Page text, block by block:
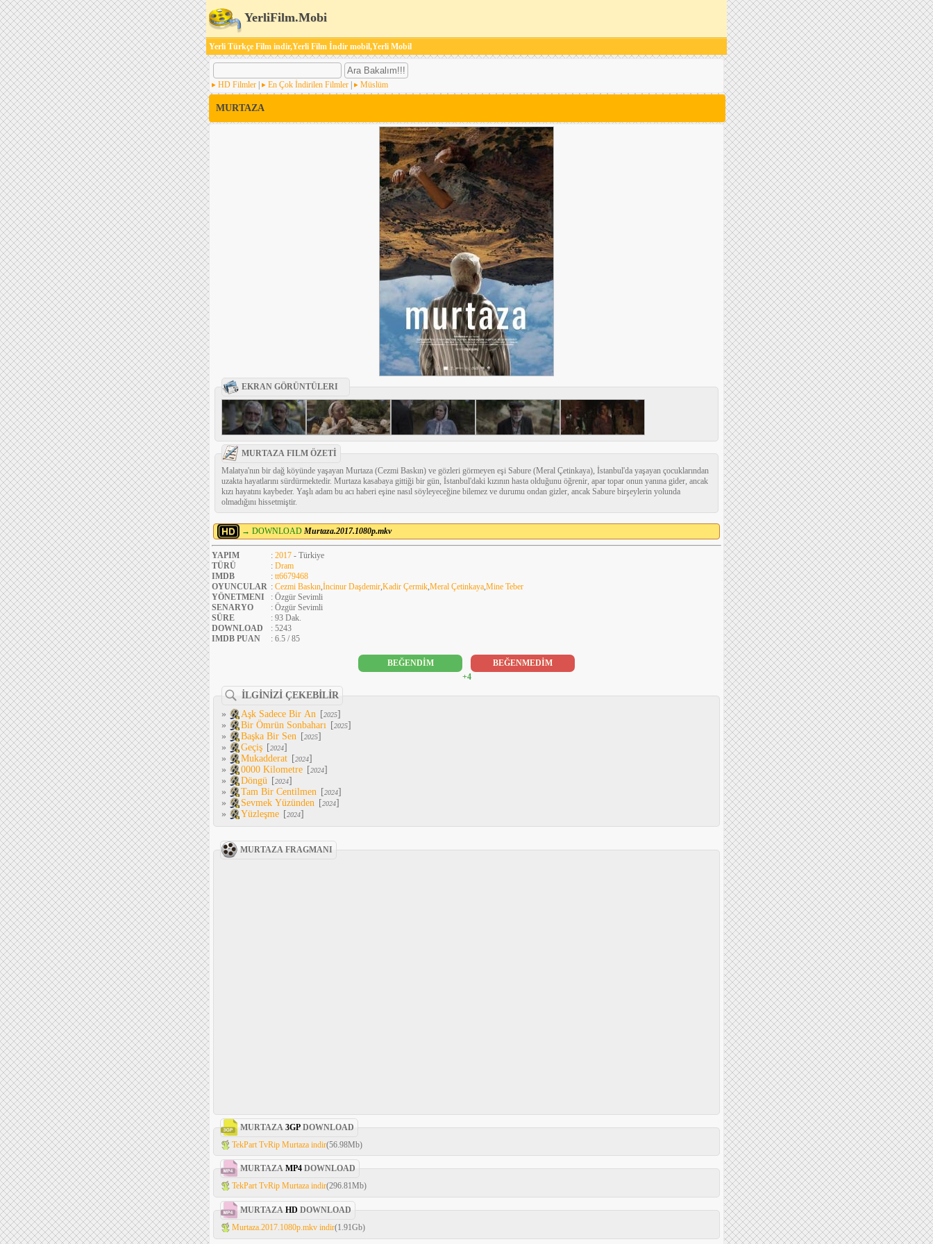
YerliFilm.Mobi
Yerli Türkçe Film indir,Yerli Film İndir mobil,Yerli Mobil
HD Filmler En Çok İndirilen Filmler Müslüm
MURTAZA
EKRAN GÖRÜNTÜLERI
MURTAZA FILM ÖZETİ
Malatya'nın bir dağ köyünde yaşayan Murtaza (Cezmi Baskın) ve gözleri görmeyen eşi Sabure (Meral Çetinkaya), İstanbul'da yaşayan çocuklarından
uzakta hayatlarını sürdürmektedir. Murtaza kasabaya gittiği bir gün, İstanbul'daki kızının hasta olduğunu öğrenir, apar topar onun yanına gider, ancak
kızı hayatını kaybeder. Yaşlı adam bu acı haberi eşine nasıl söyleyeceğine bilemez ve durumu ondan gizler, ancak Sabure birşeylerin yolunda
olmadığını hissetmiştir.
→ DOWNLOAD Murtaza.2017.1080p.mkv
YAPIM : 2017 - Türkiye
TÜRÜ
: Dram
IMDB
: tt6679468
OYUNCULAR : Cezmi Baskın,İncinur Daşdemir,Kadir Çermik,Meral Çetinkaya,Mine Teber
YÖNETMENI
: Özgür Sevimli
SENARYO
: Özgür Sevimli
SÜRE
: 93 Dak.
DOWNLOAD
: 5243
IMDB PUAN
: 6.5 / 85
BEĞENDİM
BEĞENMEDİM
+4
İLGİNİZİ ÇEKEBİLİR
»
Aşk Sadece Bir An [2025]
»
Bir Ömrün Sonbaharı [2025]
»
Başka Bir Sen [2025]
»
Geçiş [2024]
»
Mukadderat [2024]
»
0000 Kilometre [2024]
»
Döngü [2024]
»
Tam Bir Centilmen [2024]
»
Sevmek Yüzünden [2024]
»
Yüzleşme [2024]
MURTAZA FRAGMANI
MURTAZA 3GP DOWNLOAD
TekPart TvRip Murtaza indir(56.98Mb)
MURTAZA MP4 DOWNLOAD
TekPart TvRip Murtaza indir(296.81Mb)
MURTAZA HD DOWNLOAD
Murtaza.2017.1080p.mkv indir(1.91Gb)